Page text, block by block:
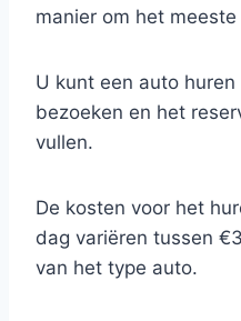
manier om het
U kunt een auto
bezoeken en het
vullen.
De kosten voor het
dag variëren tussen
van het type auto.